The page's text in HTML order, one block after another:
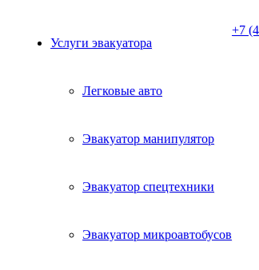
Услуги эвакуатора
Легковые авто
Эвакуатор манипулятор
Эвакуатор спецтехники
Эвакуатор микроавтобусов
+7